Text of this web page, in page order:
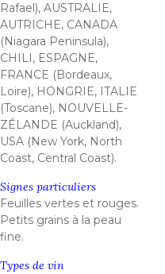
Rafael), AUSTRALIE,
AUTRICHE, CANADA
(Niagara Peninsula),
CHILI, ESPAGNE,
FRANCE (Bordeaux,
Loire), HONGRIE, ITALIE
(Toscane), NOUVELLE-
ZÉLANDE (Auckland),
USA (New York, North
Coast, Central Coast).
Signes particuliers
Feuilles vertes et rouges.
Petits grains à la peau
fine.
Types de vin